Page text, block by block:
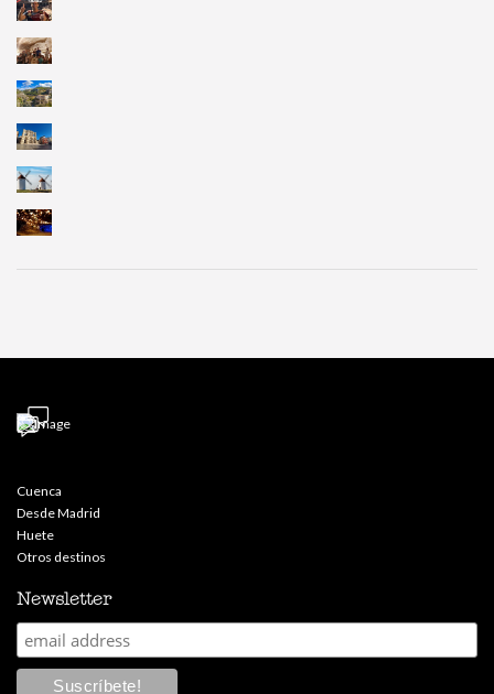
Cuenca
Desde Madrid
Huete
Otros destinos
Newsletter